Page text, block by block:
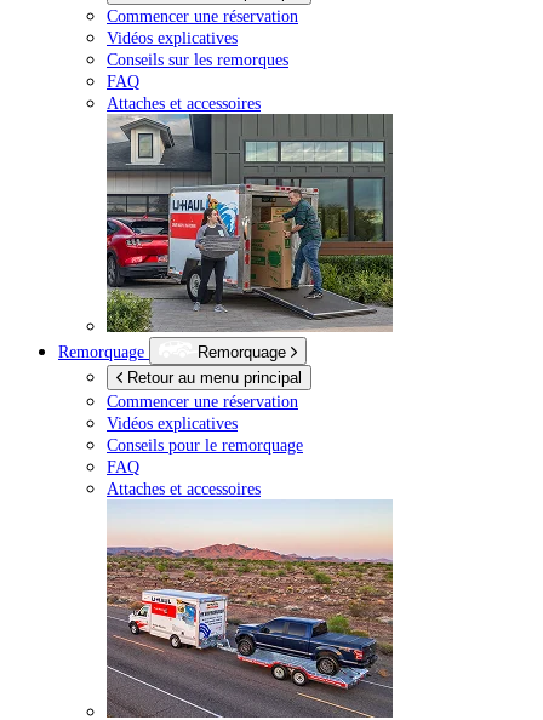
Commencer une réservation
Vidéos explicatives
Conseils sur les remorques
FAQ
Attaches et accessoires
Remorquage
Remorquage
Retour au menu principal
Commencer une réservation
Vidéos explicatives
Conseils pour le remorquage
FAQ
Attaches et accessoires